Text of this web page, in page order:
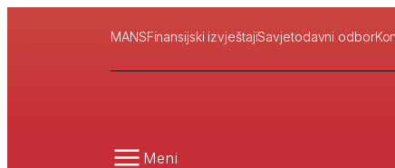
MANSFinansijski izvještajiSavjetodavni odbor
Meni